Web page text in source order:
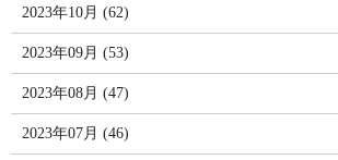
2023年10月 (62)
2023年09月 (53)
2023年08月 (47)
2023年07月 (46)